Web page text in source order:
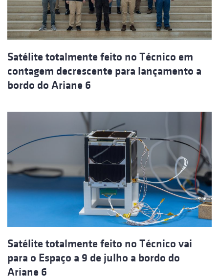
Satélite totalmente feito no Técnico em
contagem decrescente para lançamento a
bordo do Ariane 6
Satélite totalmente feito no Técnico vai
para o Espaço a 9 de julho a bordo do
Ariane 6